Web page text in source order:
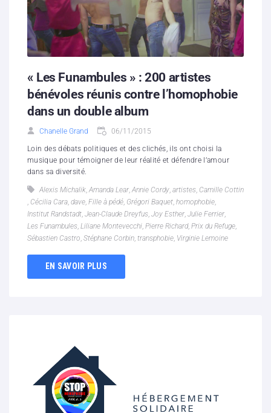
Hébergement solidaire
« Les Funambules » : 200 artistes
bénévoles réunis contre l’homophobie
dans un double album
Chanelle Grand 06/11/2015
Loin des débats politiques et des clichés, ils ont choisi la
musique pour témoigner de leur réalité et défendre l’amour
dans sa diversité.
Alexis Michalik, Amanda Lear, Annie Cordy, artistes, Camille Cottin
, Cécilia Cara, dave, Fille à pédé, Grégori Baquet, homophobie,
Institut Randstadt, Jean-Claude Dreyfus, Joy Esther, Julie Ferrier,
Les Funambules, Liliane Montevecchi, Pierre Richard, Prix du Refuge,
Sébastien Castro, Stéphane Corbin, transphobie, Virginie Lemoine
EN SAVOIR PLUS